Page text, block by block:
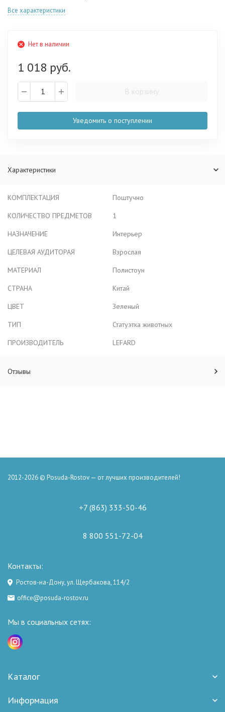
Все характеристики
Нет в наличии
1 018 руб.
В корзину
Уведомить о поступлении
Характеристики
КОМПЛЕКТАЦИЯ
Поштучно
КОЛИЧЕСТВО ПРЕДМЕТОВ
1
НАЗНАЧЕНИЕ
Интерьер
ЦЕЛЕВАЯ АУДИТОРАЯ
Взрослая
МАТЕРИАЛ
Полистоун
СТРАНА
Китай
ЦВЕТ
Зеленый
ТИП
Статуэтка животных
ПРОИЗВОДИТЕЛЬ
LEFARD
Отзывы
2012-2026 © Posuda-Rostov — от лучших производителей!
+7 (863) 333-50-46
8 800 551-72-04
Контакты:
Ростов-на-Дону, ул. Щербакова, 114/2
office@posuda-rostov.ru
Мы в социальных сетях:
Каталог
Информация